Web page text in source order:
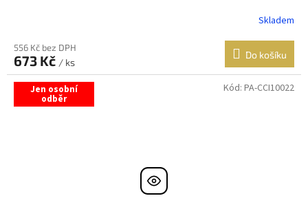
Skladem
556 Kč bez DPH
673 Kč / ks
Do košíku
Jen osobní
odběr
Kód: PA-CCI10022